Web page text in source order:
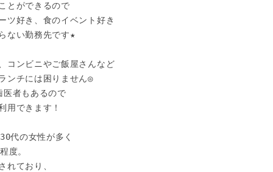
とができるので
ツ好き、食のイベント好き
ない勤務先です★
コンビニやご飯屋さんなど
ンチには困りません◎
医者もあるので
用できます！
代の女性が多く
度。
れており、